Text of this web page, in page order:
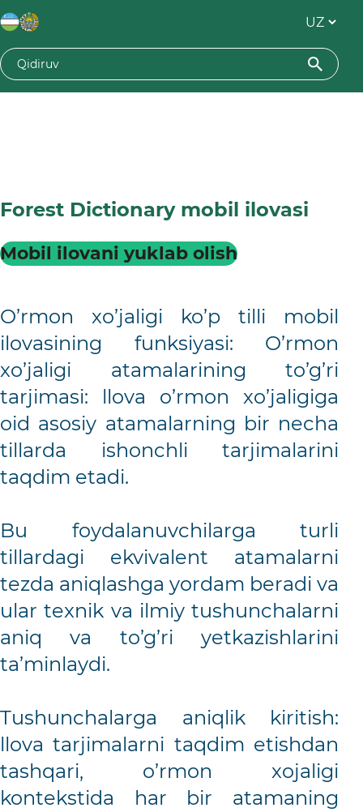
Forest Dictionary mobil ilovasi
Mobil ilovani yuklab olish
O’rmon xo’jaligi ko’p tilli mobil
ilovasining funksiyasi: O’rmon
xo’jaligi atamalarining to’g’ri
tarjimasi: llova o’rmon xo’jaligiga
oid asosiy atamalarning bir necha
tillarda ishonchli tarjimalarini
taqdim etadi.
Bu foydalanuvchilarga turli
tillardagi ekvivalent atamalarni
tezda aniqlashga yordam beradi va
ular texnik va ilmiy tushunchalarni
aniq va to’g’ri yetkazishlarini
ta’minlaydi.
Tushunchalarga aniqlik kiritish:
llova tarjimalarni taqdim etishdan
tashqari, o’rmon xojaligi
kontekstida har bir atamaning